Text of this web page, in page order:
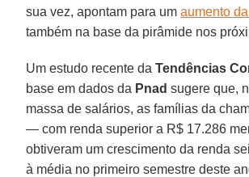
sua vez, apontam para umaumento
também na base da pirâmide nos
Um estudo recente daTendências
base em dados da Pnad sugere que,
massa de salários, as famílias da
— com renda superior a R$ 17.286
obtiveram um crescimento da renda
à média no primeiro semestre deste